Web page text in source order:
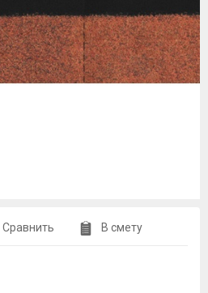
Сравнить В смету